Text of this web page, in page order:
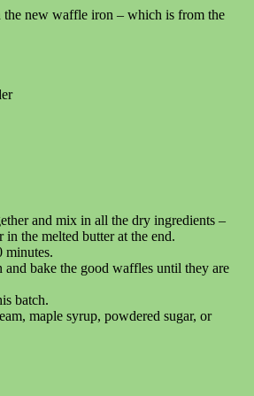
new waffle iron – which is from the
and mix in all the dry ingredients –
in the melted butter at the end.
minutes.
bake the good waffles until they are
batch.
maple syrup, powdered sugar, or